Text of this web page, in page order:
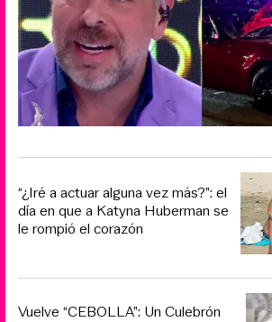
“¿Iré a actuar alguna vez más?”: el
día en que a Katyna Huberman se
le rompió el corazón
Vuelve “CEBOLLA”: Un Culebrón